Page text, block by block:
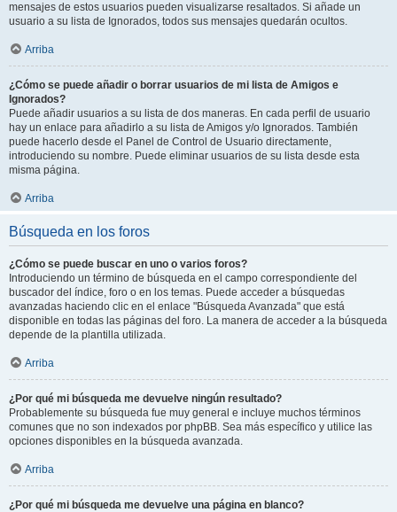
mensajes de estos usuarios pueden visualizarse resaltados. Si añade un
usuario a su lista de Ignorados, todos sus mensajes quedarán ocultos.
Arriba
¿Cómo se puede añadir o borrar usuarios de mi lista de Amigos e
Ignorados?
Puede añadir usuarios a su lista de dos maneras. En cada perfil de usuario
hay un enlace para añadirlo a su lista de Amigos y/o Ignorados. También
puede hacerlo desde el Panel de Control de Usuario directamente,
introduciendo su nombre. Puede eliminar usuarios de su lista desde esta
misma página.
Arriba
Búsqueda en los foros
¿Cómo se puede buscar en uno o varios foros?
Introduciendo un término de búsqueda en el campo correspondiente del
buscador del índice, foro o en los temas. Puede acceder a búsquedas
avanzadas haciendo clic en el enlace "Búsqueda Avanzada" que está
disponible en todas las páginas del foro. La manera de acceder a la búsqueda
depende de la plantilla utilizada.
Arriba
¿Por qué mi búsqueda me devuelve ningún resultado?
Probablemente su búsqueda fue muy general e incluye muchos términos
comunes que no son indexados por phpBB. Sea más específico y utilice las
opciones disponibles en la búsqueda avanzada.
Arriba
¿Por qué mi búsqueda me devuelve una página en blanco?